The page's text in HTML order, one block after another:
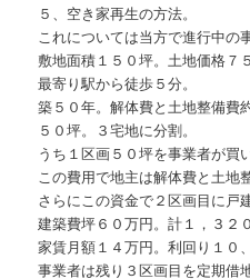
５、空き家再生の方法。
これについては当方で進行中の
敷地面積１５０坪。土地価格７
最寄り駅から徒歩５分。
築５０年。解体費と土地整備費
５０坪。３宅地に分割。
うち１区画５０坪を事業者が買
この費用で地主は解体費と土地
さらにこの資金で２区画目に戸
建築費坪６０万円。計１，３２
家賃月額１４万円。利回り１０
事業者は残り３区画目を定期借